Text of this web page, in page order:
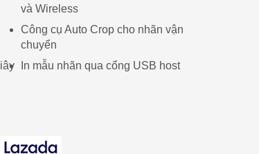
và Wireless
Công cụ Auto Crop cho nhãn vận
chuyển
In mẫu nhãn qua cổng USB host